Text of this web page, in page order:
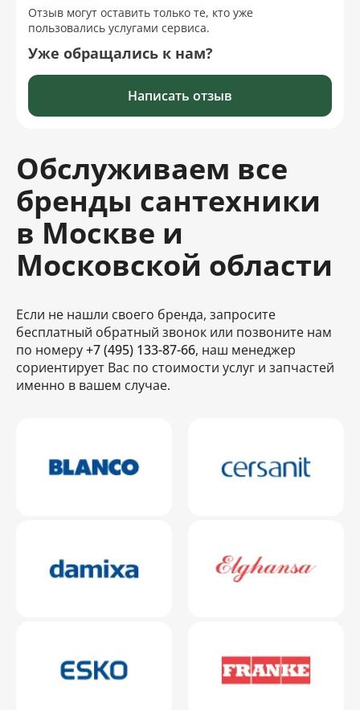
Отзыв могут оставить только те, кто уже
пользовались услугами сервиса.
Уже обращались к нам?
Написать отзыв
Обслуживаем все
бренды сантехники
в Москве и
Московской области
Если не нашли своего бренда, запросите
бесплатный обратный звонок или позвоните нам
по номеру+7 (495) 133-87-66, наш менеджер
сориентирует Вас по стоимости услуг и запчастей
именно в вашем случае.